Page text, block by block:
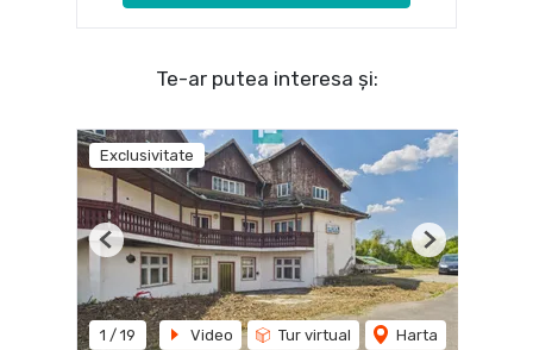
Te-ar putea interesa și:
Exclusivitate
1 / 19 Video Tur virtual Harta
Previous Next